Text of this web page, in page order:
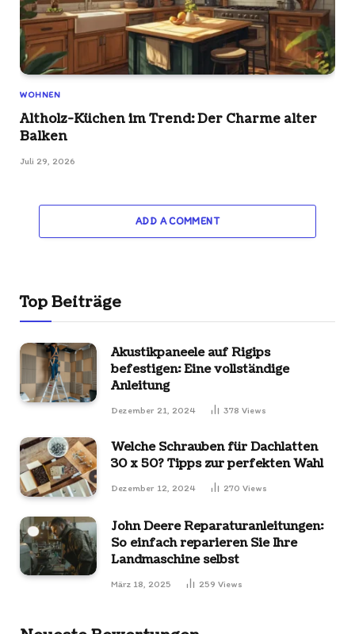
WOHNEN
Altholz-Küchen im Trend: Der Charme alter
Balken
Juli 29, 2026
ADD A COMMENT
Top Beiträge
Akustikpaneele auf Rigips
befestigen: Eine vollständige
Anleitung
Dezember 21, 2024 378 Views
Welche Schrauben für Dachlatten
30 x 50? Tipps zur perfekten Wahl
Dezember 12, 2024 270 Views
John Deere Reparaturanleitungen:
So einfach reparieren Sie Ihre
Landmaschine selbst
März 18, 2025 259 Views